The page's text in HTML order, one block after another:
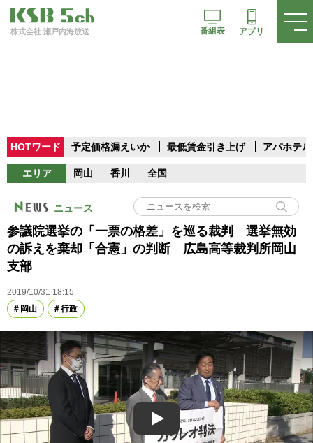
株式会社 瀬戸内海放送 番組表 アプリ
HOTワード 予定価格漏えいか 最低賃金引き上げ アパホテル
エリア 岡山 香川 全国
ニュース
参議院選挙の「一票の格差」を巡る裁判 選挙無効
の訴えを棄却「合憲」の判断 広島高等裁判所岡山
支部
2019/10/31 18:15
岡山
行政
Play